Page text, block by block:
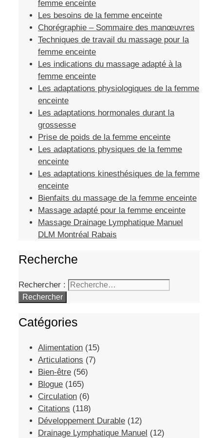
femme enceinte
Les besoins de la femme enceinte
Chorégraphie – Sommaire des manœuvres
Techniques de travail du massage pour la
femme enceinte
Les indications du massage adapté à la
femme enceinte
Les adaptations physiologiques de la femme
enceinte
Les adaptations hormonales durant la
grossesse
Prise de poids de la femme enceinte
Les adaptations physiques de la femme
enceinte
Les adaptations kinesthésiques de la femme
enceinte
Bienfaits du massage de la femme enceinte
Massage adapté pour la femme enceinte
Massage Drainage Lymphatique Manuel
DLM Montréal Rabais
Recherche
Rechercher :
Catégories
Alimentation (15)
Articulations (7)
Bien-être (56)
Blogue (165)
Circulation (6)
Citations (118)
Développement Durable (12)
Drainage Lymphatique Manuel (12)